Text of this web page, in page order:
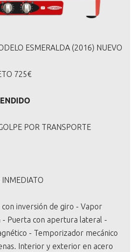
ESMERALDA (2016) NUEVO
725€
POR TRANSPORTE
INMEDIATO
inversión de giro - Vapor
Puerta con apertura lateral -
- Temporizador mecánico
Interior y exterior en acero